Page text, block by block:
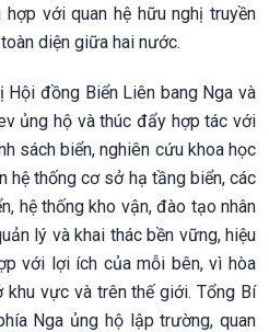
với quan hệ hữu nghị truyền
diện giữa hai nước.
Hội đồng Biển Liên bang Nga và
ủng hộ và thúc đẩy hợp tác với
sách biển, nghiên cứu khoa học
hệ thống cơ sở hạ tầng biển, các
hệ thống kho vận, đào tạo nhân
lý và khai thác bền vững, hiệu
với lợi ích của mỗi bên, vì hòa
khu vực và trên thế giới. Tổng Bí
Nga ủng hộ lập trường, quan